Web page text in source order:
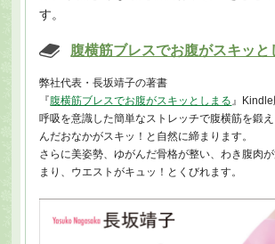
す。
腹横筋ブレスでお腹がスキッと
弊社代表・長坂靖子の著書
『腹横筋ブレスでお腹がスキッとしまる』Kindle
呼吸を意識した簡単なストレッチで腹横筋を鍛
んだおなかがスキッ！と自然に締まります。
さらに美姿勢、ゆがんだ骨格が整い、わき腹肉
まり、ウエストがキュッ！とくびれます。